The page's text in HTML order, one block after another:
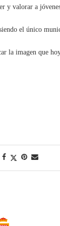
valorar a
el único
la imagen que